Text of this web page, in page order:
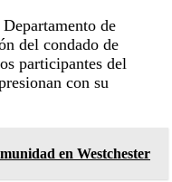
de
del condado de
participantes del
con su
en Westchester